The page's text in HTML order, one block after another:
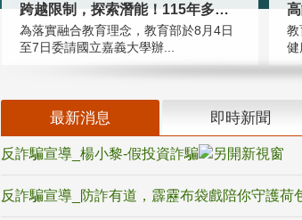
跨越限制，探索潛能！115年多元潛
為落實融合教育理念，教育部於8月4日
至7日委請國立嘉義大學辦...
教
健
最新消息 即時新聞
反詐騙宣導_楊小黎-假投資詐騙
反詐騙宣導_防詐有道，霹靂布袋戲陪你守護荷